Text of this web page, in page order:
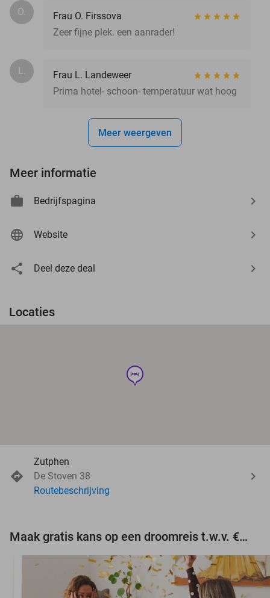
O.
Frau O. Firssova
Zeer fijne plek. een aanrader!
L.
Frau L. Landeweer
Prima hotel- schoon- temperatuur wat hoog
Meer weergeven
Meer informatie
Bedrijfspagina
Website
Deel deze deal
Locaties
hotel
Zutphen
De Stoven 38
Routebeschrijving
Maak gratis kans op een droomreis t.w.v. €3.000!